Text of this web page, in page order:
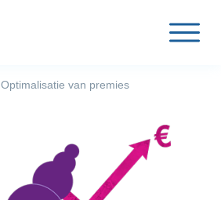
Optimalisatie van premies